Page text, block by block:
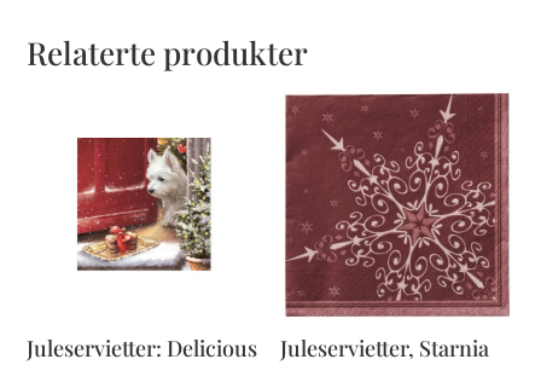
Relaterte produkter
Juleservietter: Delicious
Juleservietter, Starnia